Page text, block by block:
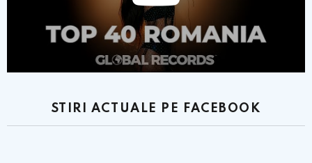
STIRI ACTUALE PE FACEBOOK